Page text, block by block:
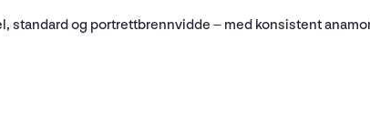
og portrettbrennvidde – med konsistent